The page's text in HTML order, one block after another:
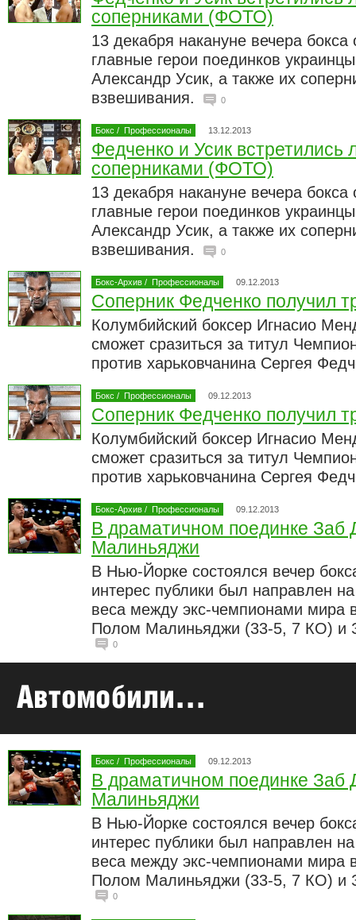
соперниками (ФОТО)
13 декабря накануне вечера
главные герои поединков
Александр Усик, а также их
взвешивания.
0
Бокс / Профессионалы 13.12.2013
Федченко и Усик встретились
соперниками (ФОТО)
13 декабря накануне вечера
главные герои поединков
Александр Усик, а также их
взвешивания.
0
Бокс-Архив / Профессионалы 09.12.2013
Соперник Федченко получил
Колумбийский боксер Игнасио
сможет сразиться за титул
против харьковчанина Сергея
Бокс / Профессионалы 09.12.2013
Соперник Федченко получил
Колумбийский боксер Игнасио
сможет сразиться за титул
против харьковчанина Сергея
Бокс-Архив / Профессионалы 09.12.2013
В драматичном поединке Заб
Малиньяджи
В Нью-Йорке состоялся вечер
интерес публики был направлен
веса между экс-чемпионами мира
Полом Малиньяджи (33-5, 7 КО) и
0
Бокс / Профессионалы 09.12.2013
В драматичном поединке Заб
Малиньяджи
В Нью-Йорке состоялся вечер
интерес публики был направлен
веса между экс-чемпионами мира
Полом Малиньяджи (33-5, 7 КО) и
0